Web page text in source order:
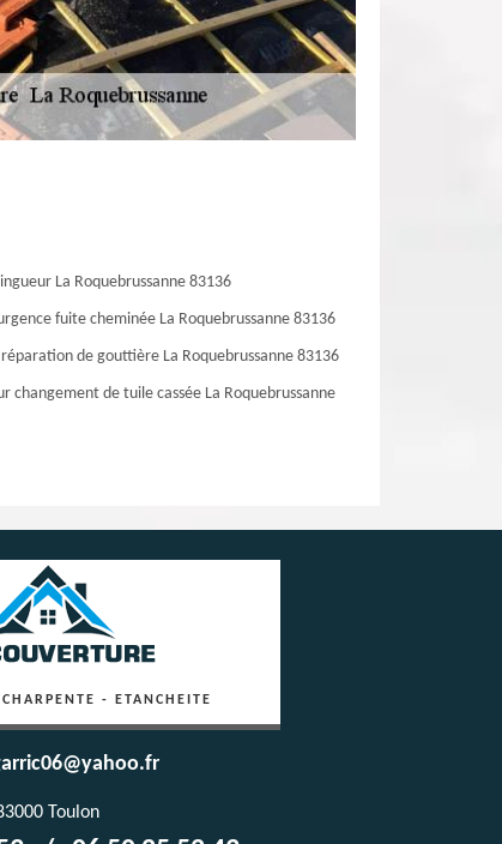
La Roquebrussanne 83136
fuite cheminée La Roquebrussanne 83136
de gouttière La Roquebrussanne 83136
changement de tuile cassée La Roquebrussanne
- ETANCHEITE
Toulon